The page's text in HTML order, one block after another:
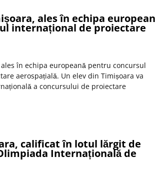
ales în echipa
internațional de proiectare
în echipa europeană pentru concursul
aerospațială. Un elev din Timișoara va
a concursului de proiectare
calificat în lotul lărgit de
Internațională de